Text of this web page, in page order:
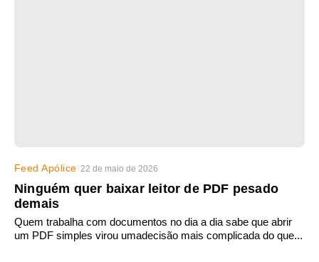
Feed Apólice 22 de maio de 2026
Ninguém quer baixar leitor de PDF pesado
demais
Quem trabalha com documentos no dia a dia sabe que abrir
um PDF simples virou umadecisão mais complicada do que...